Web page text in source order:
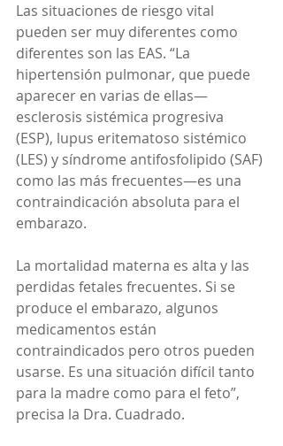
Las situaciones de riesgo vital
pueden ser muy diferentes como
diferentes son las EAS. “La
hipertensión pulmonar, que puede
aparecer en varias de ellas—
esclerosis sistémica progresiva
(ESP), lupus eritematoso sistémico
(LES) y síndrome antifosfolipido (SAF)
como las más frecuentes—es una
contraindicación absoluta para el
embarazo.
La mortalidad materna es alta y las
perdidas fetales frecuentes. Si se
produce el embarazo, algunos
medicamentos están
contraindicados pero otros pueden
usarse. Es una situación difícil tanto
para la madre como para el feto”,
precisa la Dra. Cuadrado.